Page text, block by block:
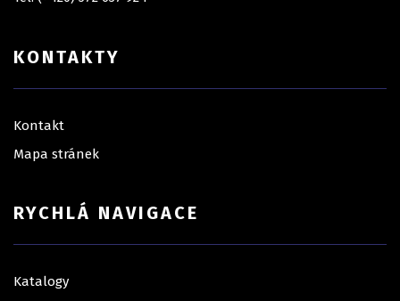
KONTAKTY
Kontakt
Mapa stránek
RYCHLÁ NAVIGACE
Katalogy